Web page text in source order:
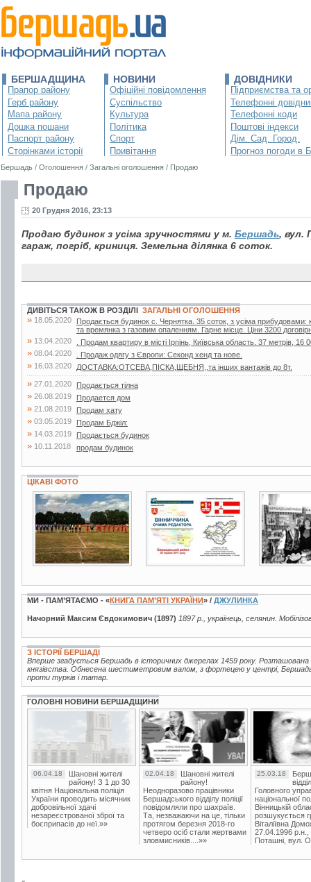
БЕРШАДЩИНА
Прапор району
Герб району
Мапа району
Дошка пошани
Паспорт району
Сторінками історії
НОВИНИ
Офіційні повідомлення
Суспільство
Культура
Політика
Спорт
Привітання
ДОВІДНИКИ
Підприємства та
Телефонні
Телефонні коди
Поштові індекси
Дім. Сад. Город.
Прогноз погоди в
Бершадь / Оголошення / Загальні оголошення / Продаю
Продаю
20 Грудня 2016, 23:13
Продаю будинок з усіма зручностями у м. Бершадь, вул.
гараж, погріб, криниця. Земельна ділянка 6 соток.
ДИВІТЬСЯ ТАКОЖ В РОЗДІЛІ ЗАГАЛЬНІ ОГОЛОШЕННЯ
» 18.05.2020
Продається будинок с. Чернятка. 35 соток, з усіма прибудовами:
та времянка з газовим опаленням. Гарне місце. Ціни 3200
» 13.04.2020 . Продам квартиру в місті Ірпінь, Київська область. 37 метрів, 16
» 08.04.2020 . Продаж одягу з Європи: Секонд хенд та нове.
» 16.03.2020 ДОСТАВКА:ОТСЕВА,ПІСКА,ЩЕБНЯ,,та інших вантажів до 8т.
» 27.01.2020 Продається тілна
» 26.08.2019 Продается дом
» 21.08.2019 Продам хату
» 03.05.2019 Продам Бджiл:
» 14.03.2019 Продається будинок
» 10.11.2018 продам будинок
ЦІКАВІ ФОТО
4 фото 7 фото 2 фото
МИ - ПАМ’ЯТАЄМО - «КНИГА ПАМ’ЯТІ УКРАЇНИ» / ДЖУЛИНКА
Начорний Максим Євдокимович (1897) 1897 р., українець, селянин.
З ІСТОРІЇ БЕРШАДІ
Вперше згадується Бершадь в історичних джерелах 1459 року. Розташована
князівства. Обнесена шестиметровим валом, з фортецею у центрі,
проти турків і татар.
ГОЛОВНІ НОВИНИ БЕРШАДЩИНИ
06.04.18
Шановні жителі
району! З 1 до 30
квітня Національна поліція
України проводить місячник
добровільної здачі
незареєстрованої зброї та
боєприпасів до неї.»»
02.04.18
Шановні жителі
району!
Неодноразово працівники
Бершадського відділу поліції
повідомляли про шахраїв.
Та, незважаючи на це, тільки
протягом березня 2018-го
четверо осіб стали жертвами
зловмисників....»»
25.03.18
Головного
національної
Вінницькій
розшукується
Віталіївна
27.04.1996 р.н.,
Поташні, вул.